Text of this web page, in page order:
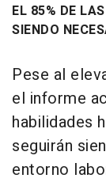
EL 85% DE
SIENDO
Pese al
el informe
habilidades
seguirán
entorno